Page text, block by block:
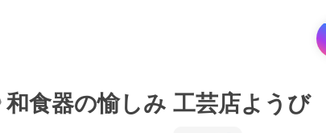
和食器の愉しみ 工芸店ようび